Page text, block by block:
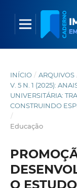
INÍCIO / ARQUIVOS
V. 5 N. 1 (2025):
UNIVERSITÁRIA:
CONSTRUINDO
/
Educação
O